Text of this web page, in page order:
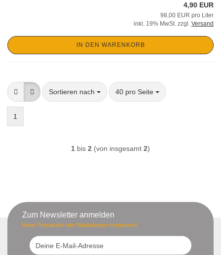
4,90 EUR
98,00 EUR pro Liter
inkl. 19% MwSt. zzgl. Versand
IN DEN WARENKORB
Sortieren nach
Sortieren nach 40 pro Seite
pro Seite
1
1 bis 2 (von insgesamt 2)
Zum Newsletter anmelden
Keine Preisaktion oder Neulistungen verpassen!